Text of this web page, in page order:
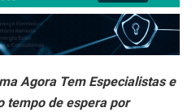
Agora Tem Especialistas e
tempo de espera por